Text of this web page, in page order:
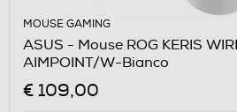
MOUSE GAMING
ASUS - Mouse ROG KERIS
AIMPOINT/W-Bianco
€ 109,00